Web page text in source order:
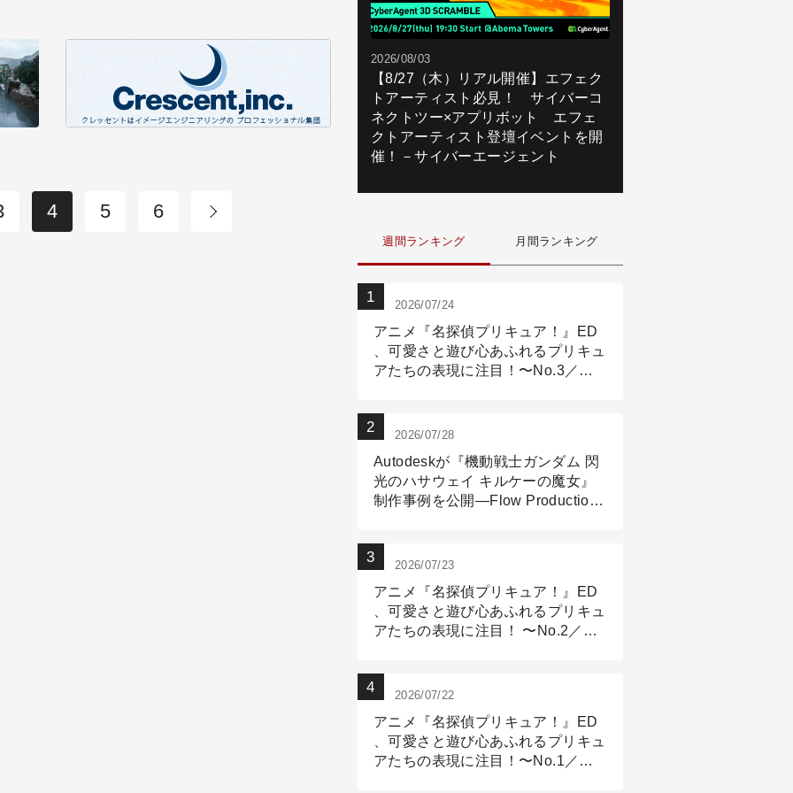
4 5 6
2026/08/03
【8/27（木）リアル開催】エフェク
トアーティスト必見！ サイバーコ
ネクトツー×アプリボット エフェ
クトアーティスト登壇イベントを開
催！－サイバーエージェント
週間ランキング 月間ランキング
2026/07/24
アニメ『名探偵プリキュア！』ED
、可愛さと遊び心あふれるプリキュ
アたちの表現に注目！〜No.3／ア
2026/07/28
Autodeskが『機動戦士ガンダム 閃
光のハサウェイ キルケーの魔女』
制作事例を公開―Flow Production
2026/07/23
アニメ『名探偵プリキュア！』ED
、可愛さと遊び心あふれるプリキュ
アたちの表現に注目！ 〜No.2／モ
2026/07/22
アニメ『名探偵プリキュア！』ED
、可愛さと遊び心あふれるプリキュ
アたちの表現に注目！〜No.1／演